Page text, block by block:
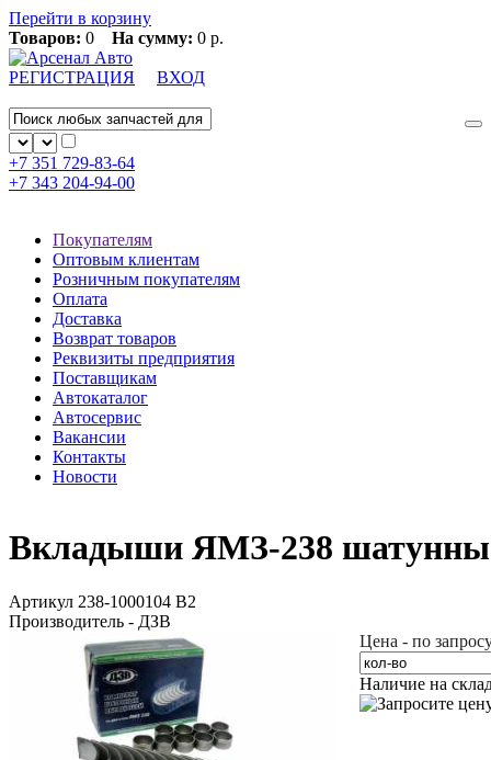
Перейти в корзину
Товаров: 0 На сумму: 0 р.
РЕГИСТРАЦИЯ ВХОД
+7 351 729-83-64
+7 343 204-94-00
Покупателям
Оптовым клиентам
Розничным покупателям
Оплата
Доставка
Возврат товаров
Реквизиты предприятия
Поставщикам
Автокаталог
Автосервис
Вакансии
Контакты
Новости
Вкладыши ЯМЗ-238
Артикул 238-1000104 В2
Производитель - ДЗВ
Цена - по
Наличие на